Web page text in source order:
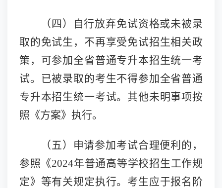
（四）
自行放弃免试资格或未被录
取的免试生，不再享受免试招生相关政
策，可参加全省普通专升本招生统一考
试。已被录取的考生不得参加全省普通
专升本招生统一考试。其他未明事项按
照《方案》执行。
（五）
申请参加考试合理便利的，
参照《2024年普通高等学校招生工作规
定》等有关规定执行。考生应于报名阶